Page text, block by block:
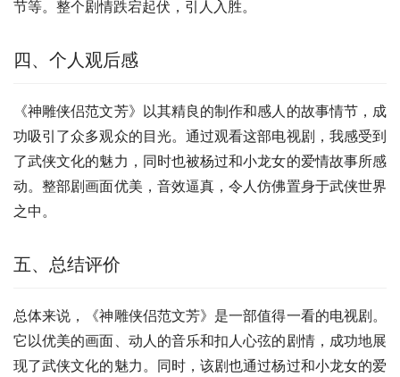
节等。整个剧情跌宕起伏，引人入胜。
四、个人观后感
《神雕侠侣范文芳》以其精良的制作和感人的故事情节，成
功吸引了众多观众的目光。通过观看这部电视剧，我感受到
了武侠文化的魅力，同时也被杨过和小龙女的爱情故事所感
动。整部剧画面优美，音效逼真，令人仿佛置身于武侠世界
之中。
五、总结评价
总体来说，《神雕侠侣范文芳》是一部值得一看的电视剧。
它以优美的画面、动人的音乐和扣人心弦的剧情，成功地展
现了武侠文化的魅力。同时，该剧也通过杨过和小龙女的爱